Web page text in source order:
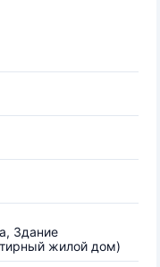
Здание
жилой дом)